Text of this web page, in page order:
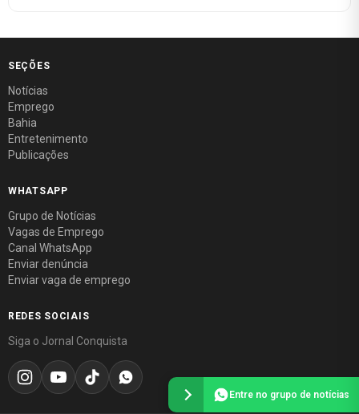
SEÇÕES
Notícias
Emprego
Bahia
Entretenimento
Publicações
WHATSAPP
Grupo de Notícias
Vagas de Emprego
Canal WhatsApp
Enviar denúncia
Enviar vaga de emprego
REDES SOCIAIS
Siga o Jornal Conquista
Entre no grupo de notícias